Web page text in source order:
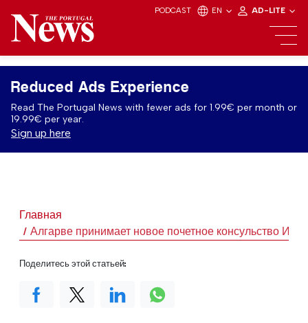
PODCAST EN AD-LITE
Reduced Ads Experience
Read The Portugal News with fewer ads for 1.99€ per month or
19.99€ per year.
Sign up here
Главная
Алгарве принимает новое почетное консульство
Поделитесь этой статьей: